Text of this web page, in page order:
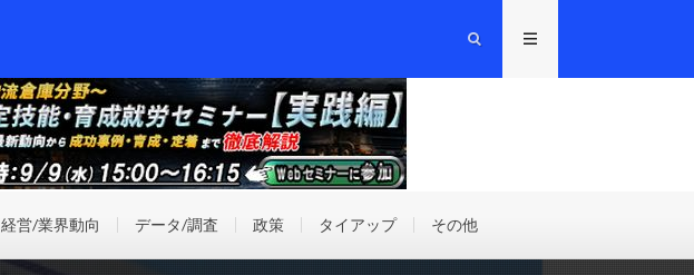
経営/業界動向 データ/調査 政策 タイアップ その他